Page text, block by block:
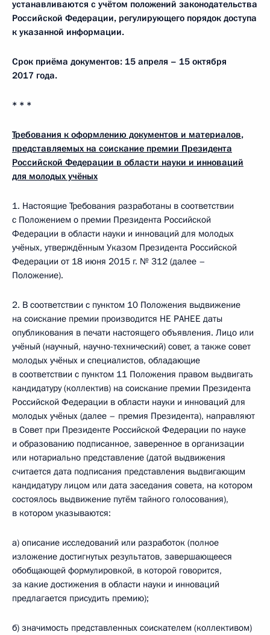
устанавливаются с учётом положений законодательства
Российской Федерации, регулирующего порядок доступа
к указанной информации.
Срок приёма документов: 15 апреля – 15 октября
2017 года.
* * *
Требования к оформлению документов и материалов,
представляемых на соискание премии Президента
Российской Федерации в области науки и инноваций
для молодых учёных
1. Настоящие Требования разработаны в соответствии
с Положением о премии Президента Российской
Федерации в области науки и инноваций для молодых
учёных, утверждённым Указом Президента Российской
Федерации от 18 июня 2015 г. № 312 (далее –
Положение).
2. В соответствии с пунктом 10 Положения выдвижение
на соискание премии производится НЕ РАНЕЕ даты
опубликования в печати настоящего объявления. Лицо или
учёный (научный, научно-технический) совет, а также совет
молодых учёных и специалистов, обладающие
в соответствии с пунктом 11 Положения правом выдвигать
кандидатуру (коллектив) на соискание премии Президента
Российской Федерации в области науки и инноваций для
молодых учёных (далее – премия Президента), направляют
в Совет при Президенте Российской Федерации по науке
и образованию подписанное, заверенное в организации
или нотариально представление (датой выдвижения
считается дата подписания представления выдвигающим
кандидатуру лицом или дата заседания совета, на котором
состоялось выдвижение путём тайного голосования),
в котором указываются:
а) описание исследований или разработок (полное
изложение достигнутых результатов, завершающееся
обобщающей формулировкой, в которой говорится,
за какие достижения в области науки и инноваций
предлагается присудить премию);
б) значимость представленных соискателем (коллективом)